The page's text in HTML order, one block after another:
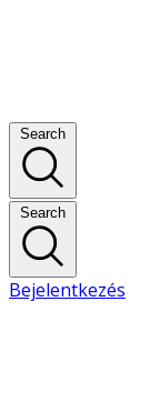
Search
Search
Bejelentkezés